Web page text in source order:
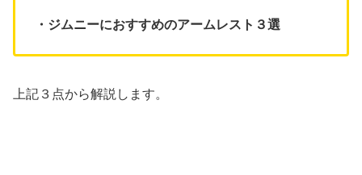
・ジムニーにおすすめのアームレスト３選
上記３点から解説します。